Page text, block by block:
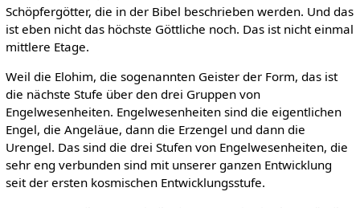
Schöpfergötter, die in der Bibel beschrieben werden. Und das
ist eben nicht das höchste Göttliche noch. Das ist nicht einmal
mittlere Etage.
Weil die Elohim, die sogenannten Geister der Form, das ist
die nächste Stufe über den drei Gruppen von
Engelwesenheiten. Engelwesenheiten sind die eigentlichen
Engel, die Angeläue, dann die Erzengel und dann die
Urengel. Das sind die drei Stufen von Engelwesenheiten, die
sehr eng verbunden sind mit unserer ganzen Entwicklung
seit der ersten kosmischen Entwicklungsstufe.